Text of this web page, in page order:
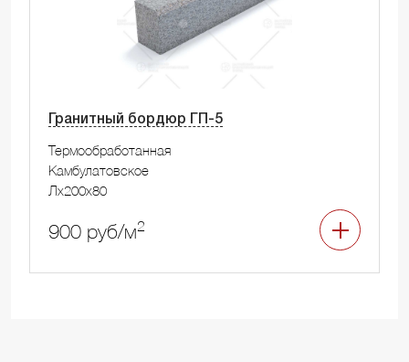
Гранитный бордюр ГП-5
Термообработанная
Камбулатовское
Лx200x80
900 руб/м2